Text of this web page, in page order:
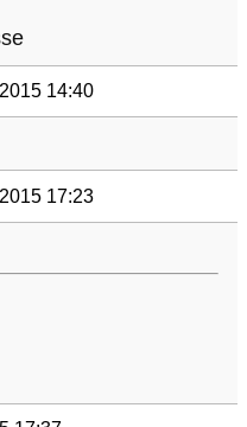
14:40
17:23